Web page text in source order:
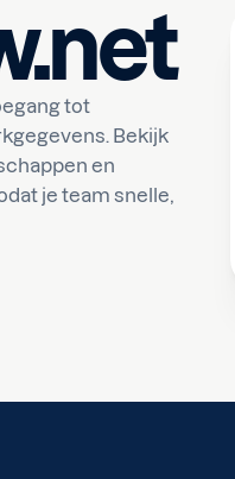
tot
Bekijk
en
je team snelle,